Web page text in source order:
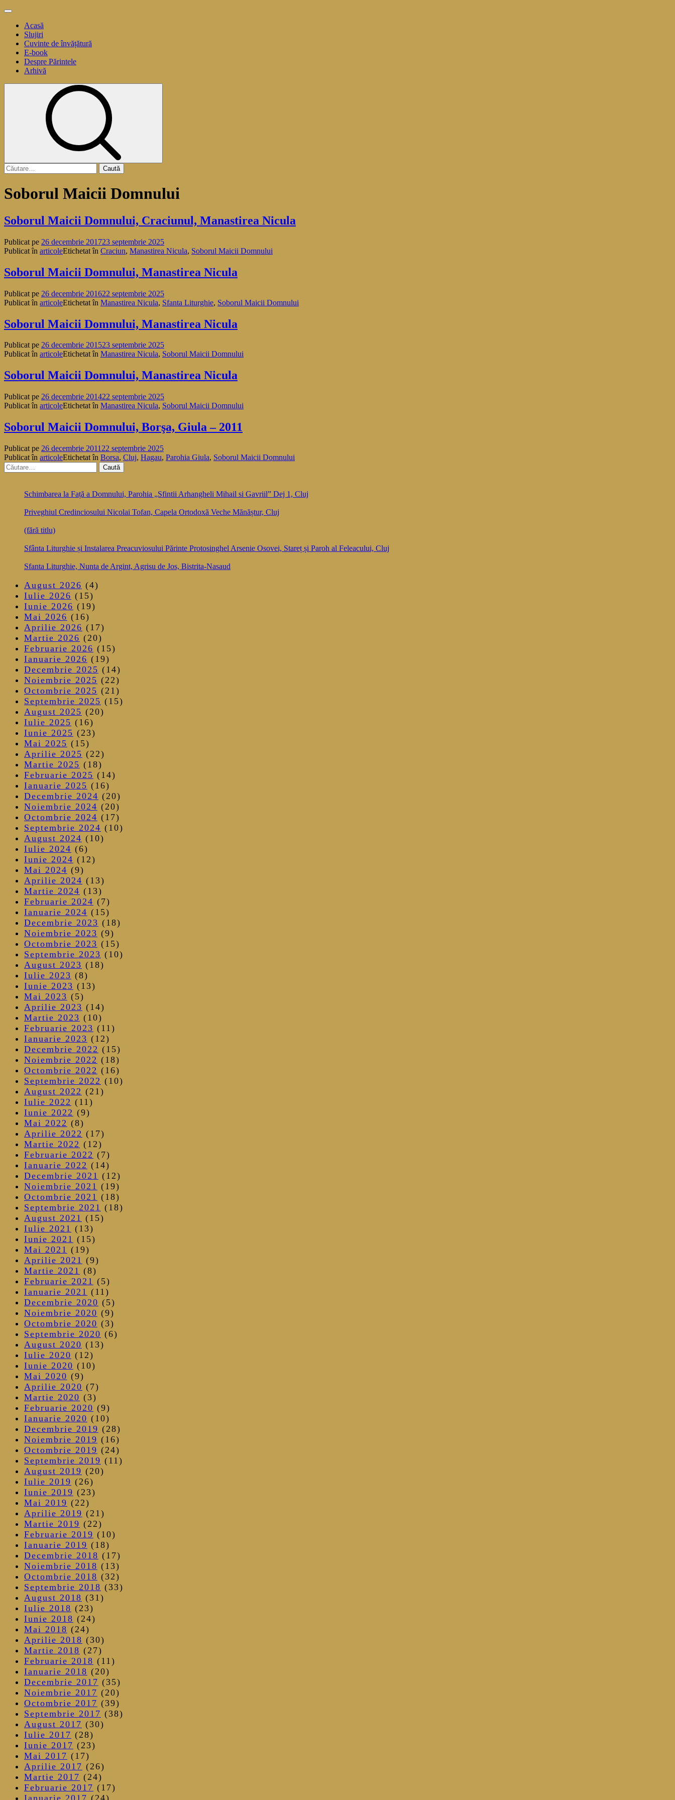
Sari
conținut
Meniu
principalAcasă
Slujiri
Cuvinte de învățătură
E-book
Despre Părintele
Arhivă
Caută
după:
Soborul Maicii Domnului
Soborul Maicii Domnului, Craciunul, Manastirea Nicula
Publicat pe 26 decembrie 201723 septembrie 2025
Publicat în articoleEtichetat în Craciun, Manastirea Nicula, Soborul Maicii Domnului
Soborul Maicii Domnului, Manastirea Nicula
Publicat pe 26 decembrie 201622 septembrie 2025
Publicat în articoleEtichetat în Manastirea Nicula, Sfanta Liturghie, Soborul Maicii Domnului
Soborul Maicii Domnului, Manastirea Nicula
Publicat pe 26 decembrie 201523 septembrie 2025
Publicat în articoleEtichetat în Manastirea Nicula, Soborul Maicii Domnului
Soborul Maicii Domnului, Manastirea Nicula
Publicat pe 26 decembrie 201422 septembrie 2025
Publicat în articoleEtichetat în Manastirea Nicula, Soborul Maicii Domnului
Soborul Maicii Domnului, Borşa, Giula – 2011
Publicat pe 26 decembrie 2011 22 septembrie 2025
Publicat în articoleEtichetat în Borsa, Cluj, Hagau, Parohia Giula, Soborul Maicii Domnului
Caută
după:
Schimbarea la Față a Domnului, Parohia „Sfintii Arhangheli Mihail si Gavriil” Dej 1, Cluj
Priveghiul Credinciosului Nicolai Tofan, Capela Ortodoxă Veche Mănăștur, Cluj
(fără titlu)
Sfânta Liturghie și Instalarea Preacuviosului Părinte Protosinghel Arsenie Osovei, Stareț și Paroh al Feleacului, Cluj
Sfanta Liturghie, Nunta de Argint, Agrisu de Jos, Bistrita-Nasaud
August 2026 (4)
Iulie 2026 (15)
Iunie 2026 (19)
Mai 2026 (16)
Aprilie 2026 (17)
Martie 2026 (20)
Februarie 2026 (15)
Ianuarie 2026 (19)
Decembrie 2025 (14)
Noiembrie 2025 (22)
Octombrie 2025 (21)
Septembrie 2025 (15)
August 2025 (20)
Iulie 2025 (16)
Iunie 2025 (23)
Mai 2025 (15)
Aprilie 2025 (22)
Martie 2025 (18)
Februarie 2025 (14)
Ianuarie 2025 (16)
Decembrie 2024 (20)
Noiembrie 2024 (20)
Octombrie 2024 (17)
Septembrie 2024 (10)
August 2024 (10)
Iulie 2024 (6)
Iunie 2024 (12)
Mai 2024 (9)
Aprilie 2024 (13)
Martie 2024 (13)
Februarie 2024 (7)
Ianuarie 2024 (15)
Decembrie 2023 (18)
Noiembrie 2023 (9)
Octombrie 2023 (15)
Septembrie 2023 (10)
August 2023 (18)
Iulie 2023 (8)
Iunie 2023 (13)
Mai 2023 (5)
Aprilie 2023 (14)
Martie 2023 (10)
Februarie 2023 (11)
Ianuarie 2023 (12)
Decembrie 2022 (15)
Noiembrie 2022 (18)
Octombrie 2022 (16)
Septembrie 2022 (10)
August 2022 (21)
Iulie 2022 (11)
Iunie 2022 (9)
Mai 2022 (8)
Aprilie 2022 (17)
Martie 2022 (12)
Februarie 2022 (7)
Ianuarie 2022 (14)
Decembrie 2021 (12)
Noiembrie 2021 (19)
Octombrie 2021 (18)
Septembrie 2021 (18)
August 2021 (15)
Iulie 2021 (13)
Iunie 2021 (15)
Mai 2021 (19)
Aprilie 2021 (9)
Martie 2021 (8)
Februarie 2021 (5)
Ianuarie 2021 (11)
Decembrie 2020 (5)
Noiembrie 2020 (9)
Octombrie 2020 (3)
Septembrie 2020 (6)
August 2020 (13)
Iulie 2020 (12)
Iunie 2020 (10)
Mai 2020 (9)
Aprilie 2020 (7)
Martie 2020 (3)
Februarie 2020 (9)
Ianuarie 2020 (10)
Decembrie 2019 (28)
Noiembrie 2019 (16)
Octombrie 2019 (24)
Septembrie 2019 (11)
August 2019 (20)
Iulie 2019 (26)
Iunie 2019 (23)
Mai 2019 (22)
Aprilie 2019 (21)
Martie 2019 (22)
Februarie 2019 (10)
Ianuarie 2019 (18)
Decembrie 2018 (17)
Noiembrie 2018 (13)
Octombrie 2018 (32)
Septembrie 2018 (33)
August 2018 (31)
Iulie 2018 (23)
Iunie 2018 (24)
Mai 2018 (24)
Aprilie 2018 (30)
Martie 2018 (27)
Februarie 2018 (11)
Ianuarie 2018 (20)
Decembrie 2017 (35)
Noiembrie 2017 (20)
Octombrie 2017 (39)
Septembrie 2017 (38)
August 2017 (30)
Iulie 2017 (28)
Iunie 2017 (23)
Mai 2017 (17)
Aprilie 2017 (26)
Martie 2017 (24)
Februarie 2017 (17)